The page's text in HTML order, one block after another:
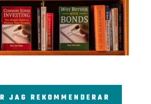
JAG REKOMMENDERAR